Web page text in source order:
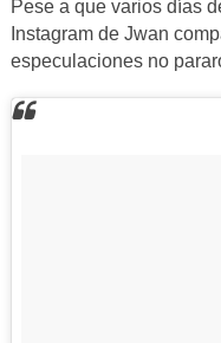
Pese a que varios días
Instagram de Jwan
especulaciones no